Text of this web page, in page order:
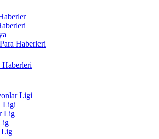
Haberleri
Ligi
Ligi
Lig
Lig